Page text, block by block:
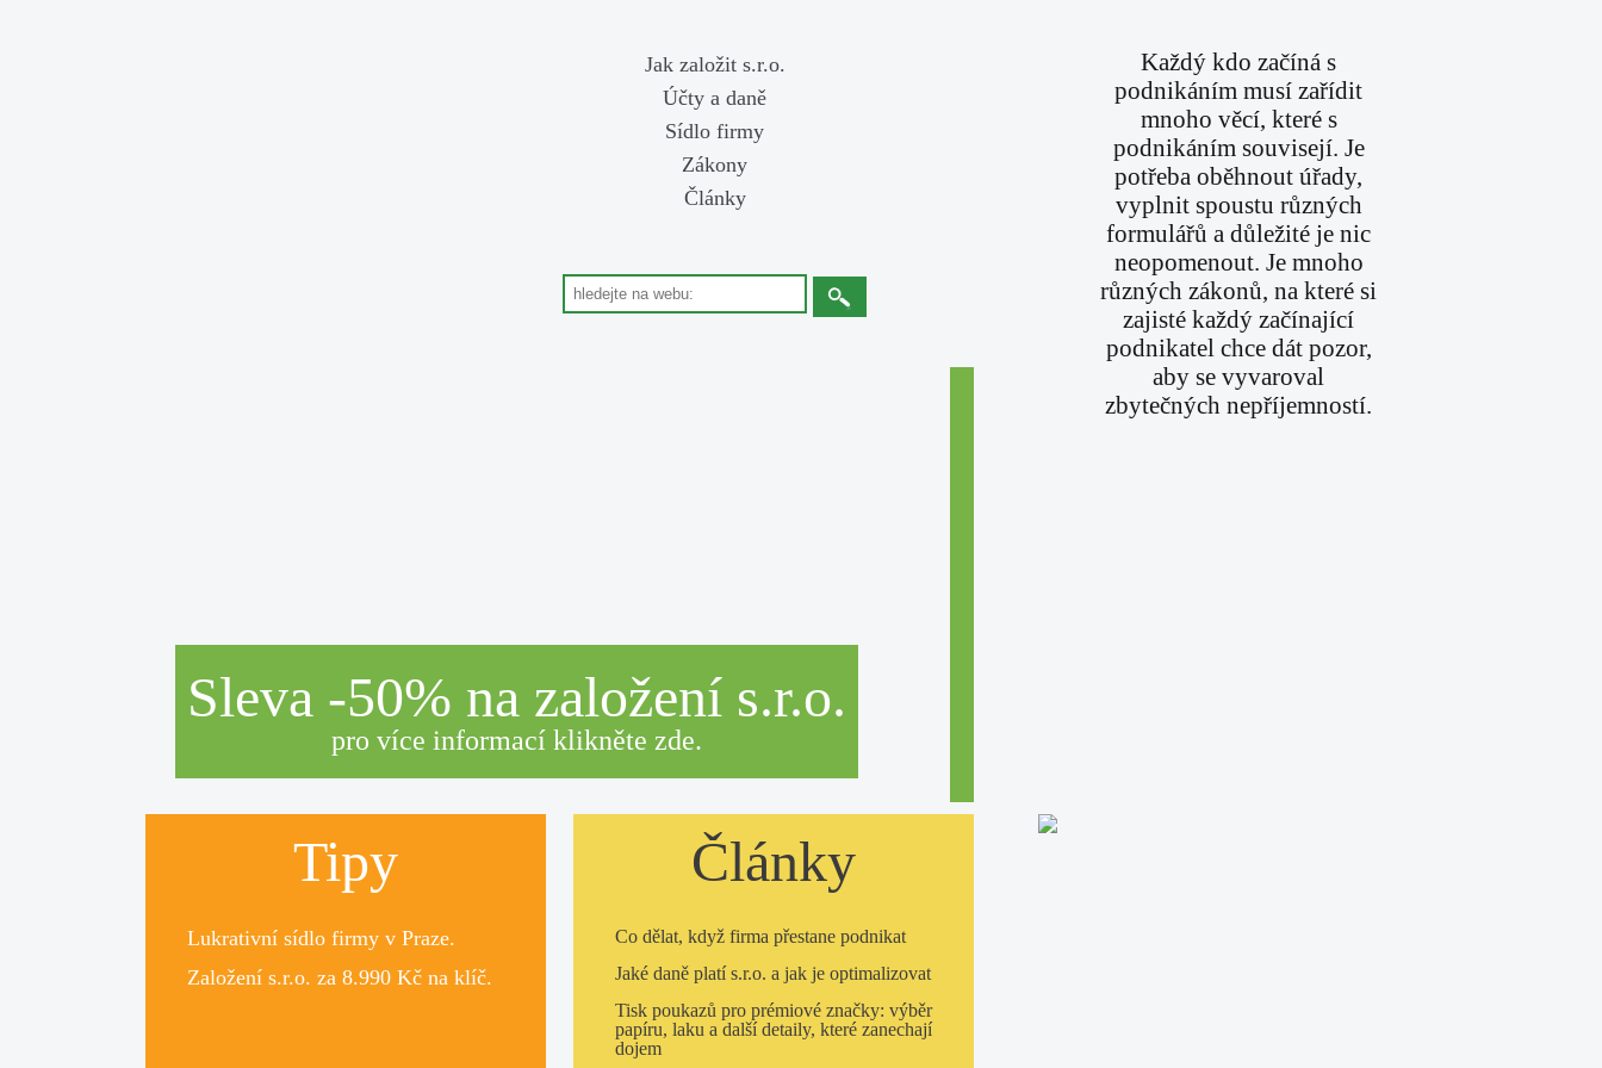
Jak založit s.r.o.
Účty a daně
Sídlo firmy
Zákony
Články
Každý kdo začíná s
podnikáním musí zařídit
mnoho věcí, které s
podnikáním souvisejí. Je
potřeba oběhnout úřady,
vyplnit spoustu různých
formulářů a důležité je nic
neopomenout. Je mnoho
různých zákonů, na které si
zajisté každý začínající
podnikatel chce dát pozor,
aby se vyvaroval
zbytečných nepříjemností.
Sleva -50% na založení s.r.o.
pro více informací klikněte zde.
Tipy
Lukrativní sídlo firmy v Praze.
Založení s.r.o. za 8.990 Kč na klíč.
Články
Co dělat, když firma přestane podnikat
Jaké daně platí s.r.o. a jak je optimalizovat
Tisk poukazů pro prémiové značky: výběr
papíru, laku a další detaily, které zanechají
dojem